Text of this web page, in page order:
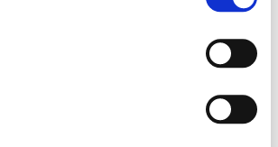
satinado 750 ml nogal xylazel